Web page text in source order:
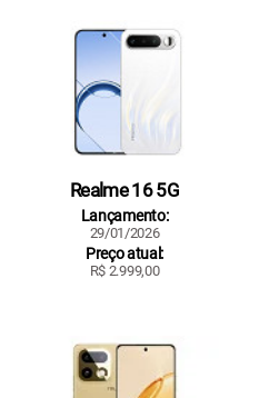
Realme 16 5G
Lançamento:
29/01/2026
Preço atual:
R$ 2.999,00